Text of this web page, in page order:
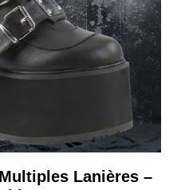
Lanières –